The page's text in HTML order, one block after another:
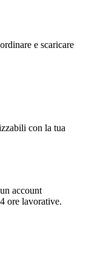
e scaricare
con la tua
account
ore lavorative.